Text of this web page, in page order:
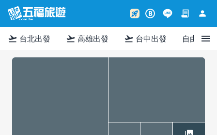
rocket_launch B contract person
flight_takeoff 台北出發 flight_takeoff 高雄出發 flight_takeoff 台中出發 自由行menu